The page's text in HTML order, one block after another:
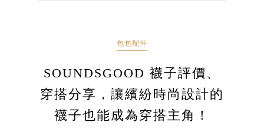
包包配件
SOUNDSGOOD 襪子評價、
穿搭分享，讓繽紛時尚設計的
襪子也能成為穿搭主角！